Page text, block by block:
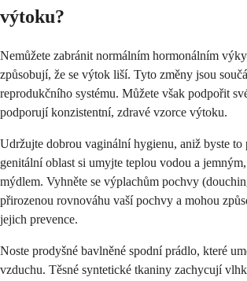
výtoku?
Nemůžete zabránit normálním hormonálním
způsobují, že se výtok liší. Tyto změny jsou
reprodukčního systému. Můžete však podpořit
podporují konzistentní, zdravé vzorce výtoku.
Udržujte dobrou vaginální hygienu, aniž byste to
genitální oblast si umyjte teplou vodou a
mýdlem. Vyhněte se výplachům pochvy
přirozenou rovnováhu vaší pochvy a mohou
jejich prevence.
Noste prodyšné bavlněné spodní prádlo, které
vzduchu. Těsné syntetické tkaniny zachycují